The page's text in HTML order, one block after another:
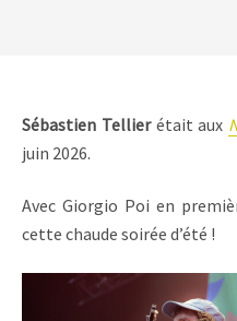
Sébastien Tellierétait aux
juin 2026.
Avec Giorgio Poi en
cette chaude soirée d’été !